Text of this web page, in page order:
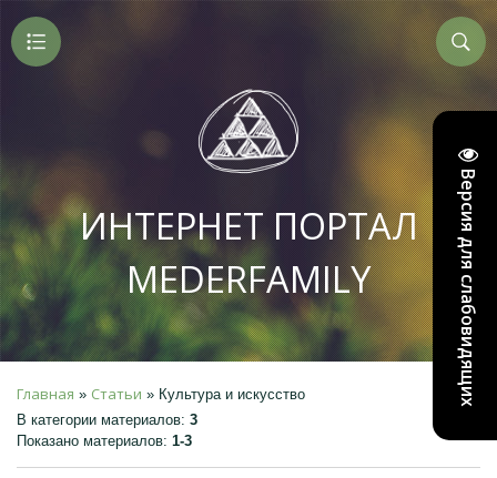
Версия для слабовидящих
ИНТЕРНЕТ ПОРТАЛ
MEDERFAMILY
Главная » Статьи » Культура и искусство
В категории материалов: 3
Показано материалов: 1-3